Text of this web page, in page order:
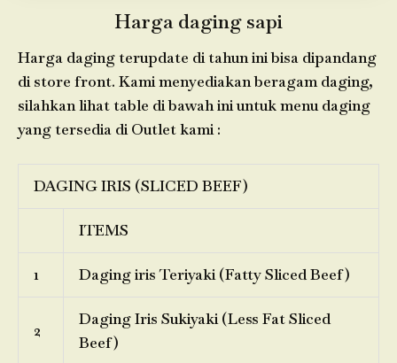
Harga daging sapi
Harga daging terupdate di tahun ini bisa dipandang
di store front. Kami menyediakan beragam daging,
silahkan lihat table di bawah ini untuk menu daging
yang tersedia di Outlet kami :
DAGING IRIS (SLICED BEEF)
ITEMS
1 Daging iris Teriyaki (Fatty Sliced Beef)
2
Daging Iris Sukiyaki (Less Fat Sliced
Beef)